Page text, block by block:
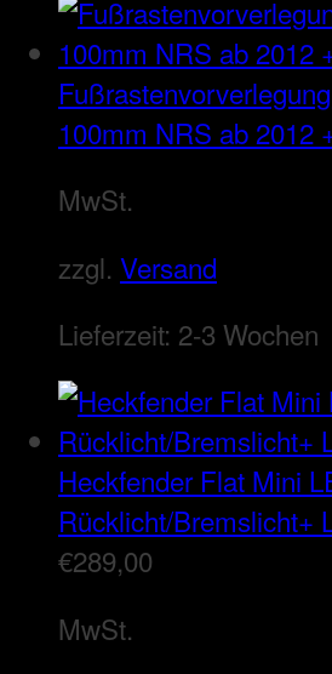
100mm NRS ab 2012
MwSt.
zzgl. Versand
Lieferzeit: 2-3 Wochen
Heckfender Flat Mini
Rücklicht/Bremslicht+
€289,00
MwSt.